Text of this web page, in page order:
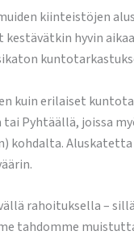
kiinteistöjen
hyvin
kuin erilaiset
Pyhtäällä, joissa
rahoituksella –
tahdomme